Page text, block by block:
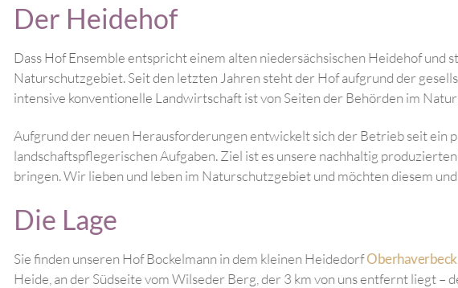
Der Heidehof
Dass Hof Ensemble entspricht einem alten
Naturschutzgebiet. Seit den letzten Jahren steht der
intensive konventionelle Landwirtschaft ist von Seiten
Aufgrund der neuen Herausforderungen entwickelt
landschaftspflegerischen Aufgaben. Ziel ist es unsere
bringen. Wir lieben und leben im Naturschutzgebiet
Sie finden unseren Hof Bockelmann in dem kleinen
Heide, an der Südseite vom Wilseder Berg, der 3 km